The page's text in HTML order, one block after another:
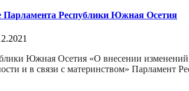
Парламента Республики Южная Осетия
Южная Осетия «О внесении
и в связи с материнством»